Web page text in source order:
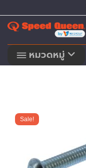
content
หมวดหมู่
Sale!